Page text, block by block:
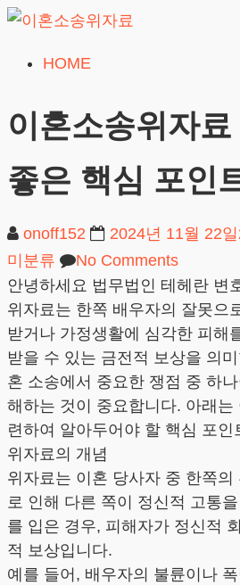
Skip
content
소
송
위
자
료
24시간 무료상담
HOME
이혼소송위자
좋은 핵심 포인
onoff152 2024년 11월 22일
미분류
No Comments
안녕하세요 법무법인 테헤란 변
위자료는 한쪽 배우자의 잘못으
받거나 가정생활에 심각한 피해
받을 수 있는 금전적 보상을 의
혼 소송에서 중요한 쟁점 중 하
해하는 것이 중요합니다. 아래
련하여 알아두어야 할 핵심 포인
위자료의 개념
위자료는 이혼 당사자 중 한쪽
로 인해 다른 쪽이 정신적 고통
를 입은 경우, 피해자가 정신적
적 보상입니다.
예를 들어, 배우자의 불륜이나